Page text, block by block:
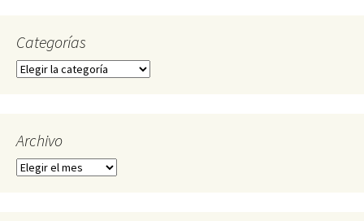
Categorías
Categorías
Archivo
Archivo